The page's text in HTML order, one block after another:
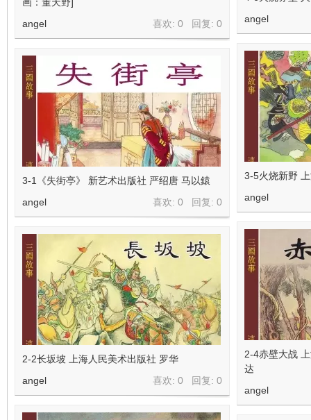
喜欢: 0 回复: 0
angel
angel
3-5火烧新野
angel
3-1《失街亭》 新艺术出版社 严绍唐 马以鎱
喜欢: 0 回复: 0
angel
2-4赤壁大战
达
angel
2-2长坂坡 上海人民美术出版社 罗华
喜欢: 0 回复: 0
angel